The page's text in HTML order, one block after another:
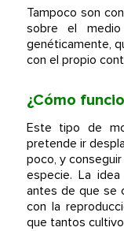
Tampoco son
sobre el
genéticamente,
con el propio
¿Cómo
Este tipo de
pretende ir
poco, y
especie. La
antes de que se
con la
que tantos